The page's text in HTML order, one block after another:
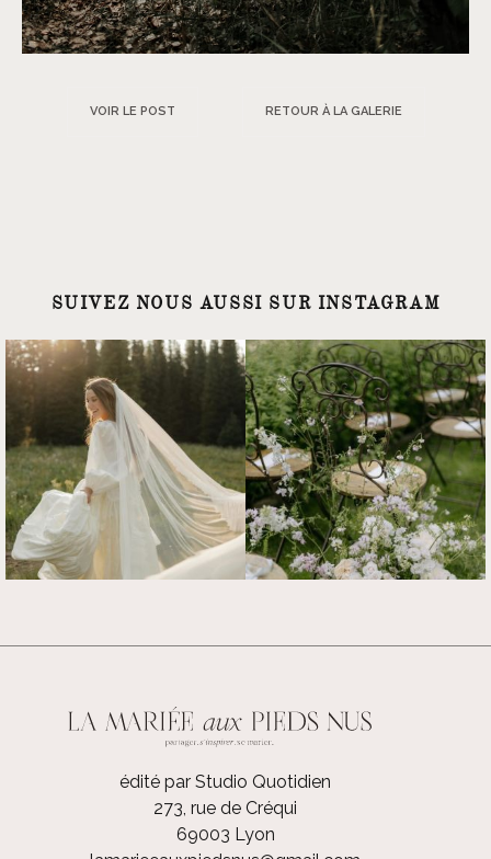
VOIR LE POST RETOUR À LA GALERIE
SUIVEZ NOUS AUSSI SUR INSTAGRAM
édité par Studio Quotidien
273, rue de Créqui
69003 Lyon